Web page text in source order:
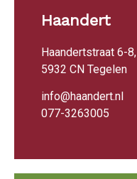
Haandert
Haandertstraat 6-8,
5932 CN Tegelen
info@haandert.nl
077-3263005